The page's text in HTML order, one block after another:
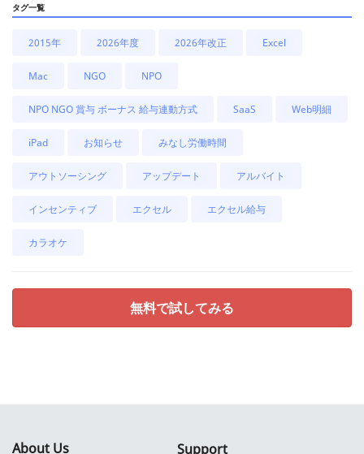
タグ一覧
2015年 2026年度 2026年改正 Excel
Mac NGO NPO
NPO NGO 賞与 ボーナス 給与連動方式 SaaS Web明細
iPad お知らせ みなし労働時間
アウトソーシング アップデート アルバイト
インセンティブ エクセル エクセル給与
カラオケ
無料で試してみる
About Us Support